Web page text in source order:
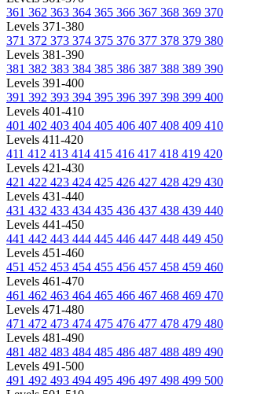
361 362 363 364 365 366 367 368 369 370
Levels 371-380
371 372 373 374 375 376 377 378 379 380
Levels 381-390
381 382 383 384 385 386 387 388 389 390
Levels 391-400
391 392 393 394 395 396 397 398 399 400
Levels 401-410
401 402 403 404 405 406 407 408 409 410
Levels 411-420
411 412 413 414 415 416 417 418 419 420
Levels 421-430
421 422 423 424 425 426 427 428 429 430
Levels 431-440
431 432 433 434 435 436 437 438 439 440
Levels 441-450
441 442 443 444 445 446 447 448 449 450
Levels 451-460
451 452 453 454 455 456 457 458 459 460
Levels 461-470
461 462 463 464 465 466 467 468 469 470
Levels 471-480
471 472 473 474 475 476 477 478 479 480
Levels 481-490
481 482 483 484 485 486 487 488 489 490
Levels 491-500
491 492 493 494 495 496 497 498 499 500